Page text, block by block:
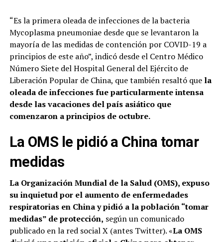
“Es la primera oleada de infecciones de la bacteria
Mycoplasma pneumoniae desde que se levantaron la
mayoría de las medidas de contención por COVID-19 a
principios de este año”, indicó desde el Centro Médico
Número Siete del Hospital General del Ejército de
Liberación Popular de China, que también resaltó quela
oleada de infecciones fue particularmente intensa
desde las vacaciones del país asiático que
comenzaron a principios de octubre.
La OMS le pidió a China tomar
medidas
La Organización Mundial de la Salud (OMS), expuso
su inquietud por el aumento de enfermedades
respiratorias en China y pidió a la población “tomar
medidas” de protección, según un comunicado
publicado en la red social X (antes Twitter). «La OMS